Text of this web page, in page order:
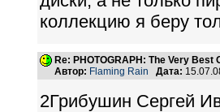
коллекцию я беру
Re: PHOTOGRAPH: The Very Best
Автор: Flaming Rain Дата:
2Грибушин Сергей